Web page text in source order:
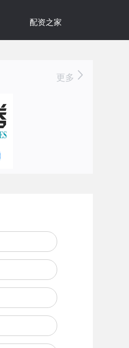
配资之家
更多